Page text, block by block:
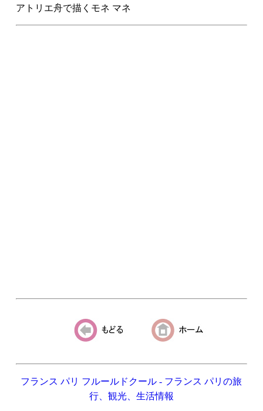
アトリエ舟で描くモネ マネ
フランス パリ フルールドクール - フランス パリの旅
行、観光、生活情報